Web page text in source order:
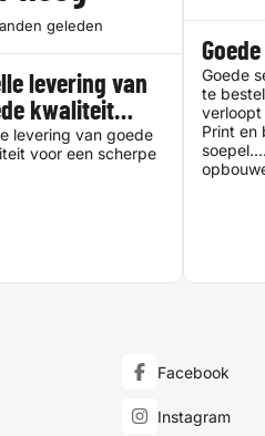
geleden
levering van
kwaliteit…
levering van goede
voor een scherpe
Goede
te
Print en
Facebook
Instagram